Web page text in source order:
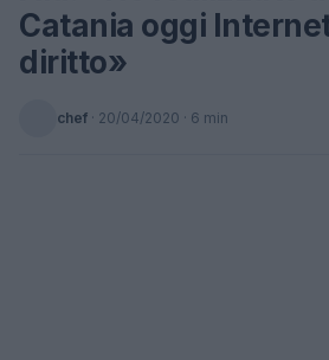
Catania oggi
diritto»
chef · 20/04/2020 · 6 min